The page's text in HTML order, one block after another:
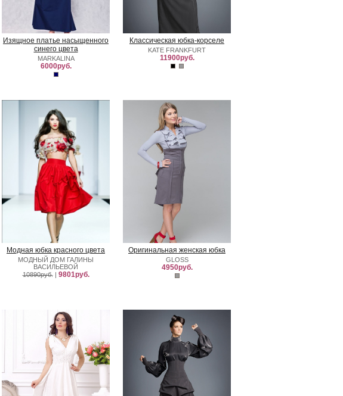
Изящное платье насыщенного
синего цвета
MARKALINA
6000руб.
Классическая юбка-корселе
KATE FRANKFURT
11900руб.
Модная юбка красного цвета
МОДНЫЙ ДОМ ГАЛИНЫ
ВАСИЛЬЕВОЙ
10890руб.| 9801руб.
Оригинальная женская юбка
GLOSS
4950руб.